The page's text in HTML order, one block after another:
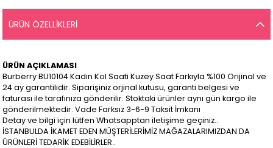
ÜRÜN ÖZELLIKLERI
ÜRÜN AÇIKLAMASI
Burberry BU10104 Kadın Kol Saati Kuzey Saat Farkıyla %100 Orijinal ve
24 ay garantilidir. Siparişiniz orjinal kutusu, garanti belgesi ve
faturası ile tarafınıza gönderilir. Stoktaki ürünler aynı gün kargo ile
gönderilmektedir. Vade Farksız 3-6-9 Taksit İmkanı
Detay ve bilgi için lütfen Whatsapptan iletişime geçiniz..
İSTANBULDA İKAMET EDEN MÜŞTERİLERİMİZ MAĞAZALARIMIZDAN DA
ÜRÜNLERİ TEDARİK EDEBİLİRLER..